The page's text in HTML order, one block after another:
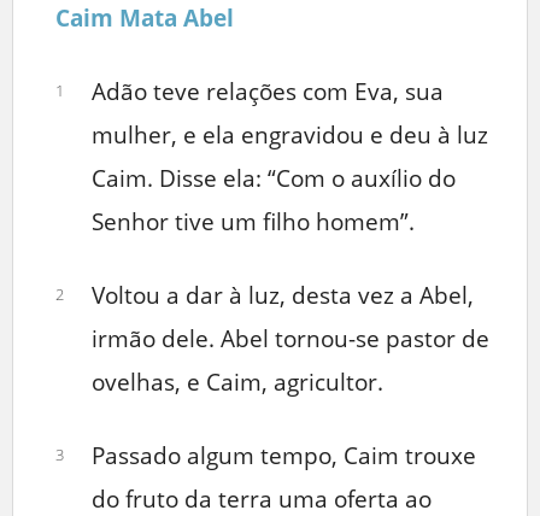
Caim Mata Abel
1
Adão teve relações com Eva, sua
mulher, e ela engravidou e deu à luz
Caim. Disse ela: “Com o auxílio do
Senhor tive um filho homem”.
2
Voltou a dar à luz, desta vez a Abel,
irmão dele. Abel tornou-se pastor de
ovelhas, e Caim, agricultor.
3
Passado algum tempo, Caim trouxe
do fruto da terra uma oferta ao